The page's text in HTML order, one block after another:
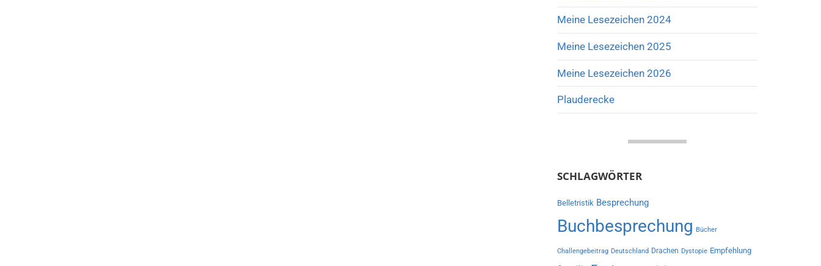
Meine Lesezeichen 2024
Meine Lesezeichen 2025
Meine Lesezeichen 2026
Plauderecke
SCHLAGWÖRTER
Belletristik Besprechung
Buchbesprechung Bücher
Challengebeitrag Deutschland Drachen Dystopie Empfehlung